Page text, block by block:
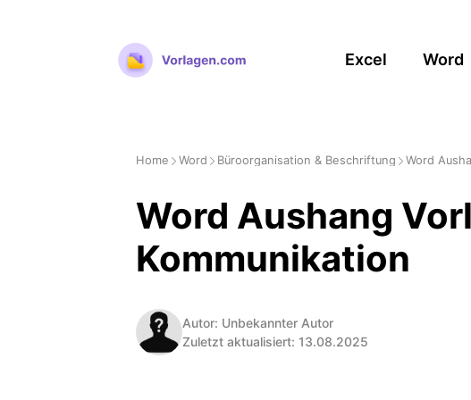
Excel Word
Home Word Büroorganisation & Beschriftung Word
Word Aushang
Kommunikation
Autor: Unbekannter Autor
Zuletzt aktualisiert: 13.08.2025